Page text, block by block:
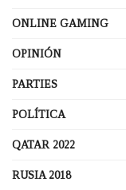
ONLINE GAMING
OPINIÓN
PARTIES
POLÍTICA
QATAR 2022
RUSIA 2018